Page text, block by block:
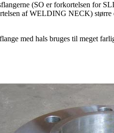
(SO er forkortelsen for
af ​​WELDING NECK) større
med hals bruges til meget